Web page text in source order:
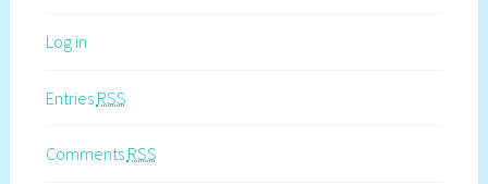
Log in
Entries RSS
Comments RSS